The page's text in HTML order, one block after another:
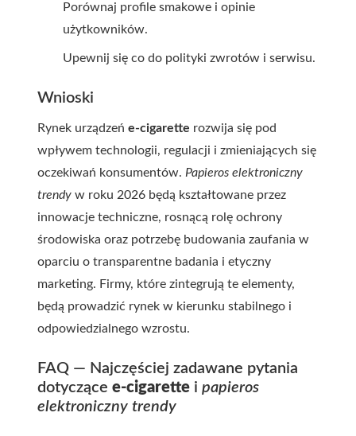
Porównaj profile smakowe i opinie
użytkowników.
Upewnij się co do polityki zwrotów i serwisu.
Wnioski
Rynek urządzeń e-cigarette rozwija się pod
wpływem technologii, regulacji i zmieniających się
oczekiwań konsumentów. Papieros elektroniczny
trendy w roku 2026 będą kształtowane przez
innowacje techniczne, rosnącą rolę ochrony
środowiska oraz potrzebę budowania zaufania w
oparciu o transparentne badania i etyczny
marketing. Firmy, które zintegrują te elementy,
będą prowadzić rynek w kierunku stabilnego i
odpowiedzialnego wzrostu.
FAQ — Najczęściej zadawane pytania
dotyczące e-cigarette i papieros
elektroniczny trendy